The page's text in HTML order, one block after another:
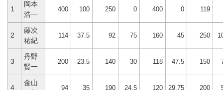
1
岡本
浩一
400 100 250 0 400 0 119
2
藤次
祐紀
114 37.5 92 75 160 45 250
3
丹野
賢一
200 23.5 140 30 118 47.5 150
4
金山
94 35 190 24.5 120 29.75 200